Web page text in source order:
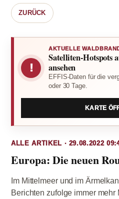
ZURÜCK
!
AKTUELLE
Satelliten-Hotspots
ansehen
EFFIS-Daten für die
oder 30 Tage.
KARTE
ALLE ARTIKEL · 29.08.2022
Europa: Die neuen
Im Mittelmeer und im
Berichten zufolge immer mehr